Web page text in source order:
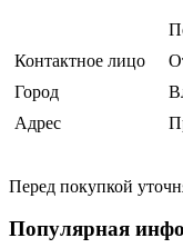
Контактное лицо
Город
Адрес
Перед покупкой
Популярная